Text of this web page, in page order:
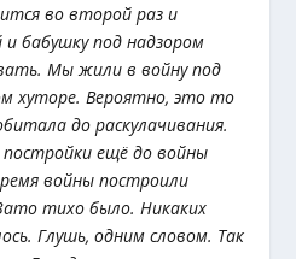
во второй раз и
бабушку под надзором
Мы жили в войну под
хуторе. Вероятно, это то
до раскулачивания.
постройки ещё до войны
войны построили
тихо было. Никаких
Глушь, одним словом. Так